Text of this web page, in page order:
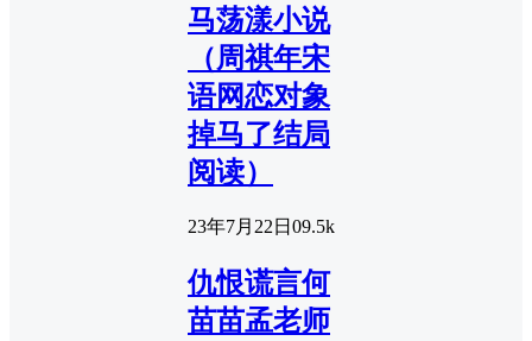
马荡漾小说
（周祺年宋
语网恋对象
掉马了结局
阅读）
23年7月22日 09.5k
仇恨谎言何
苗苗孟老师